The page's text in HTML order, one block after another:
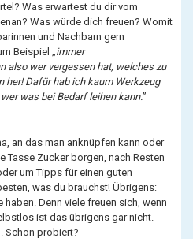
Was erwartest du dir vom
Was würde dich freuen? Womit
und Nachbarn gern
Beispiel „immer
also wer vergessen hat, welches zu
her! Dafür hab ich kaum Werkzeug
was bei Bedarf leihen kann.”
an das man anknüpfen kann oder
Tasse Zucker borgen, nach Resten
um Tipps für einen guten
was du brauchst! Übrigens:
Denn viele freuen sich, wenn
ist das übrigens gar nicht.
Schon probiert?